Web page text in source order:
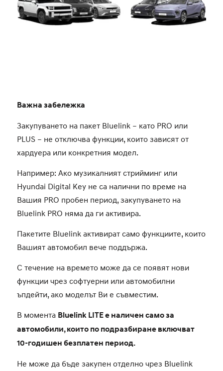
Важна забележка
Закупуването на пакет Bluelink – като PRO или
PLUS – не отключва функции, които зависят от
хардуера или конкретния модел.
Например: Ако музикалният стрийминг или
Hyundai Digital Key не са налични по време на
Вашия PRO пробен период, закупуването на
Bluelink PRO няма да ги активира.
Пакетите Bluelink активират само функциите, които
Вашият автомобил вече поддържа.
С течение на времето може да се появят нови
функции чрез софтуерни или автомобилни
ъпдейти, ако моделът Ви е съвместим.
В момента Bluelink LITE е наличен само за
автомобили, които по подразбиране включват
10-годишен безплатен период.
Не може да бъде закупен отделно чрез Bluelink